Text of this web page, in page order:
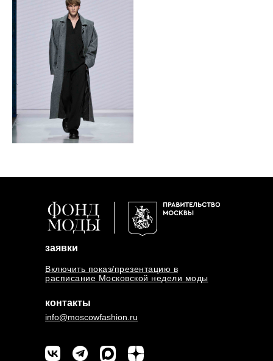
контакты
info@moscowfashion.ru
заявки
Включить показ/презентацию в
расписание Московской недели моды